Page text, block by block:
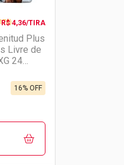
R$ 4,36/TIRA
Plus
Livre de
24
16% OFF